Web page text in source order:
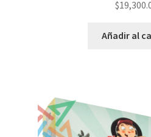
$
Añadir al